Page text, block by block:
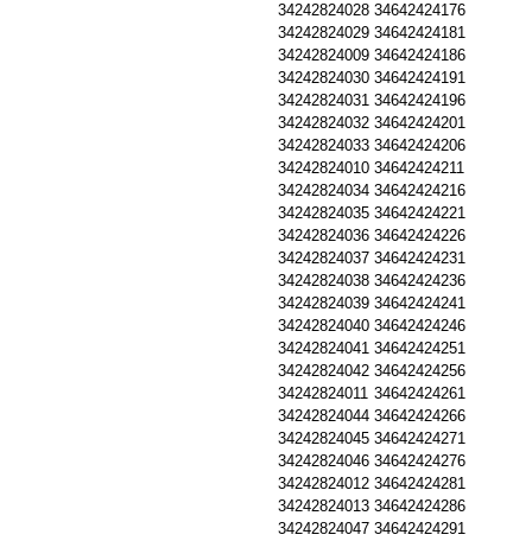
34242824028 34642424176
34242824029 34642424181
34242824009 34642424186
34242824030 34642424191
34242824031 34642424196
34242824032 34642424201
34242824033 34642424206
34242824010 34642424211
34242824034 34642424216
34242824035 34642424221
34242824036 34642424226
34242824037 34642424231
34242824038 34642424236
34242824039 34642424241
34242824040 34642424246
34242824041 34642424251
34242824042 34642424256
34242824011 34642424261
34242824044 34642424266
34242824045 34642424271
34242824046 34642424276
34242824012 34642424281
34242824013 34642424286
34242824047 34642424291